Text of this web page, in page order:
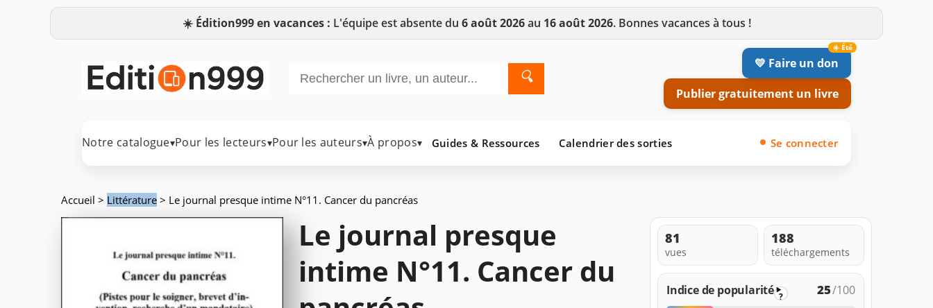
☀️ Édition999 en vacances : L'équipe est absente du 6 août 2026au 16 août 2026. Bonnes vacances à tous !
🔍
💛 Faire un don
Publier gratuitement un livre
Notre catalogue▾Pour les lecteurs▾Pour les auteurs▾À propos▾ Guides & Ressources Calendrier des sorties Se connecter
Accueil > Littérature > Le journal presque intime N°11. Cancer du pancréas
Le journal presque
intime N°11. Cancer du
81
vues
188
téléchargements
Indice de popularité ? 25/100